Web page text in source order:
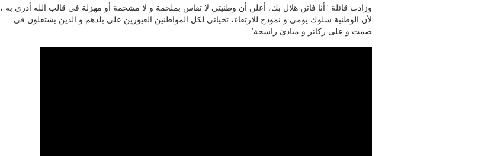
وزادت قائلة "أنا فاتن هلال بك، أعلن أن وطنيتي لا تقاس بملحمة و لا مشحمة أو مهزلة في قالب الله أدرى به ،
لأن الوطنية سلوك يومي و نموذج للارتقاء، تحياتي لكل المواطنين الغيورين على بلدهم و الذين يشتغلون في
صمت و على ركائز و مبادئ راسخة".